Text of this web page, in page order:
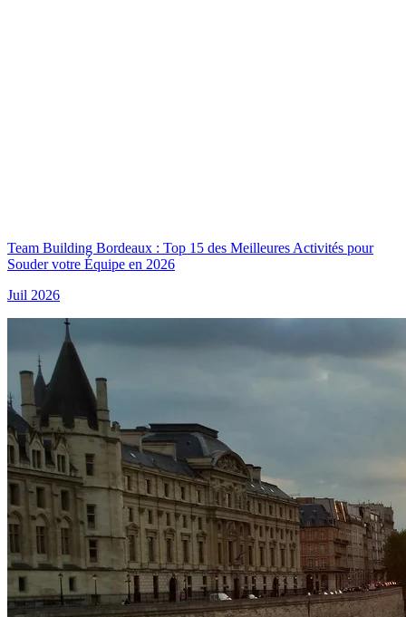
Team Building Bordeaux : Top 15 des Meilleures Activités pour
Souder votre Équipe en 2026
Juil 2026